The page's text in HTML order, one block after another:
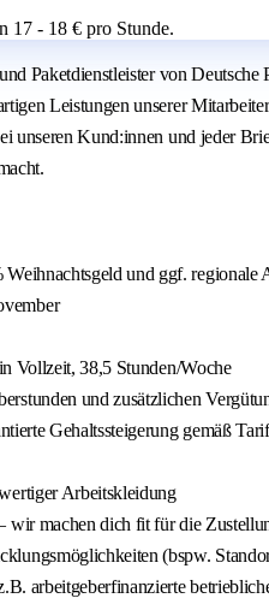
17 - 18 € pro Stunde.
Paketdienstleister von
Leistungen unserer
unseren Kund:innen und jeder
und ggf. regionale
Vollzeit, 38,5 Stunden/Woche
und zusätzlichen
Gehaltssteigerung gemäß
Arbeitskleidung
wir machen dich fit für die
(bspw.
arbeitgeberfinanzierte